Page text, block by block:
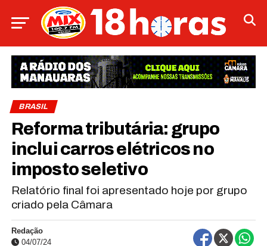
BRASIL
Reforma tributária: grupo
inclui carros elétricos no
imposto seletivo
Relatório final foi apresentado hoje por grupo
criado pela Câmara
Redação
04/07/24